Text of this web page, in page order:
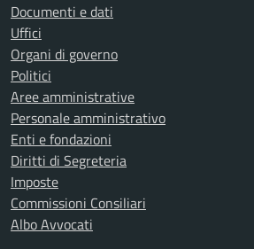
Documenti e dati
Uffici
Organi di governo
Politici
Aree amministrative
Personale amministrativo
Enti e fondazioni
Diritti di Segreteria
Imposte
Commissioni Consiliari
Albo Avvocati